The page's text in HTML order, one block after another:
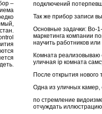
–
подключений
Так же прибор записи
Основные задачки: Во-
маркетинга компании
научить работников
Комната
уличная ip комната
После открытия
Одна из уличных камер,
по стремление
отчуждать